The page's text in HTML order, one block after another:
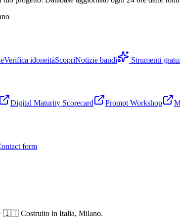
Verifica idoneitàScopriNotizie bandi Strumenti
Digital Maturity Scorecard Prompt Workshop
form
🇮🇹 Costruito in Italia, Milano.